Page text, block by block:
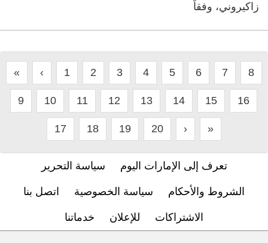
زاكيروني، وفقاً
« ‹ 1 2 3 4 5 6 7 8
9 10 11 12 13 14 15 16
17 18 19 20 › »
تعرف إلى الإمارات اليوم سياسة التحرير
الشروط والأحكام سياسة الخصوصية اتصل بنا
الاشتراكات للإعلان خدماتنا